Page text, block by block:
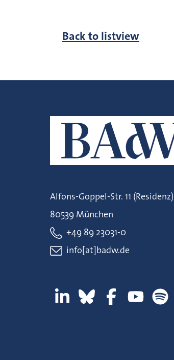
Back to listview
Alfons-Goppel-Str. 11 (Residenz)
80539 München
+49 89 23031-0
info[at]badw.de